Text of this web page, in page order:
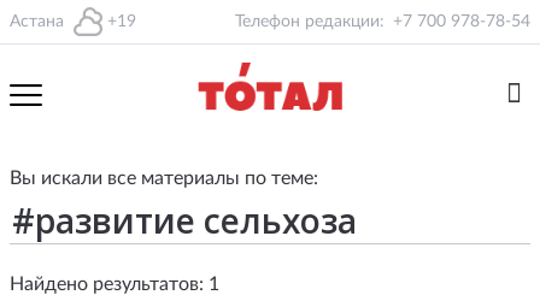
Астана +19 Телефон редакции: +7 700 978-78-54
Вы искали все материалы по теме:
Найдено результатов: 1